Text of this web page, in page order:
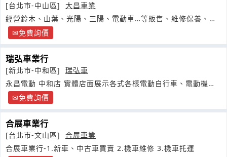
[台北市-中山區]
大昌車業
經營鈴木、山葉、光陽、三陽、電動車…等販售、維修保養、強
制險、免費詢價
瑞弘車業行
[新北市-中和區]
瑞弘車
永昌電動 中和店 實體店面展示各式各樣電動自行車、電動機
車、代步車
免費詢價
合展車業行
[台北市-文山區]
合展車業
合展車業行-1.新車、中古車買賣 2.機車維修 3.機車托運